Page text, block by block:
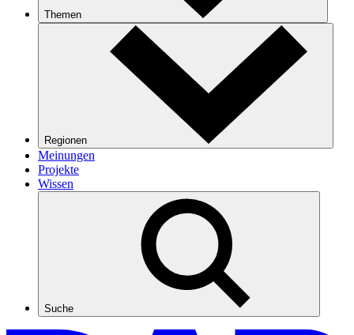
Themen
Regionen
Meinungen
Projekte
Wissen
Suche